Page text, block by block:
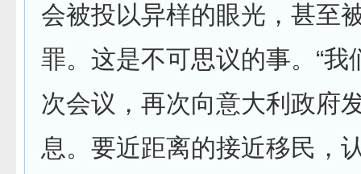
会被投以异样的眼光，甚至
罪。这是不可思议的事。“我
次会议，再次向意大利政府
息。要近距离的接近移民，